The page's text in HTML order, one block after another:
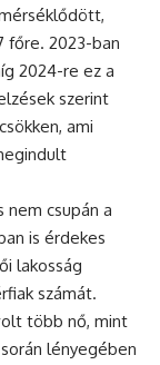
főre. 2023-ban
2024-re ez a
szerint
ami
nem csupán a
is érdekes
lakosság
számát.
több nő, mint
lényegében